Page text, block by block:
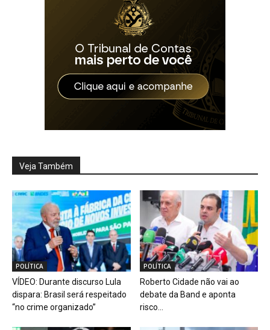
Veja Também
POLÍTICA
VÍDEO: Durante discurso Lula
dispara: Brasil será respeitado
“no crime organizado”
POLÍTICA
Roberto Cidade não vai ao
debate da Band e aponta
risco...